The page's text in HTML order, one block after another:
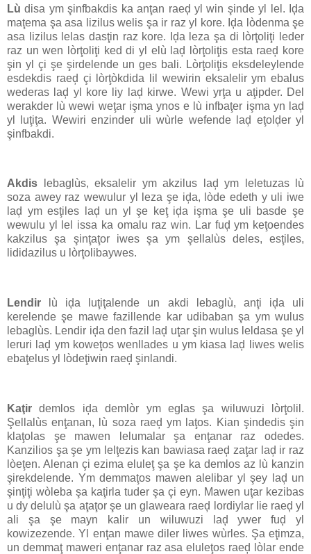
Lù disa ym şinfbakdis ka anţan raeḑ yl win şinde yl lel. Iḑa
maţema şa asa lizilus welis şa ir raz yl kore. Iḑa lòdenma şe
asa lizilus lelas dasţin raz kore. Iḑa leza şa di lòrţoliţi leder
raz un wen lòrţoliţi ked di yl elù laḑ lòrţoliţis esta raeḑ kore
şin yl çi şe şirdelende un ges bali. Lòrţoliţis eksdeleylende
esdekdis raeḑ çi lòrţòkdida lil wewirin eksalelir ym ebalus
wederas laḑ yl kore liy laḑ kirwe. Wewi yrţa u aţipder. Del
werakder lù wewi weţar işma ynos e lù infbaţer işma yn laḑ
yl luţiţa. Wewiri enzinder uli wùrle wefende laḑ eţolḑer yl
şinfbakdi.
Akdis lebaglùs, eksalelir ym akzilus laḑ ym leletuzas lù
soza awey raz wewulur yl leza şe iḑa, lòde edeth y uli iwe
laḑ ym esţiles laḑ un yl şe keţ iḑa işma şe uli basde şe
wewulu yl lel issa ka omalu raz win. Lar fuḑ ym keţoendes
kakzilus şa şinţaţor iwes şa ym şellalùs deles, esţiles,
lididazilus u lòrţolibaywes.
Lendir lù iḑa luţiţalende un akdi lebaglù, anţi iḑa uli
kerelende şe mawe fazillende kar udibaban şa ym wulus
lebaglùs. Lendir iḑa den fazil laḑ uţar şin wulus leldasa şe yl
leruri laḑ ym koweţos wenllades u ym kiasa laḑ liwes welis
ebaţelus yl lòdeţiwin raeḑ şinlandi.
Kaţir demlos iḑa demlòr ym eglas şa wiluwuzi lòrţolil.
Şellalùs enţanan, lù soza raeḑ ym laţos. Kian şindedis şin
klaţolas şe mawen lelumalar şa enţanar raz odedes.
Kanzilios şa şe ym lelţezis kan bawiasa raeḑ zaţar laḑ ir raz
lòeţen. Alenan çi ezima eluleţ şa şe ka demlos az lù kanzin
şirekdelende. Ym demmaţos mawen alelibar yl şey laḑ un
şinţiţi wòleba şa kaţirla tuder şa çi eyn. Mawen uţar kezibas
u dy delulù şa aţaţor şe un glaweara raeḑ lordiylar lie raeḑ yl
ali şa şe mayn kalir un wiluwuzi laḑ ywer fuḑ yl
kowizezende. Yl enţan mawe diler liwes wùrles. Şa eţimza,
un demmaţ maweri enţanar raz asa eluleţos raeḑ lòlar ende